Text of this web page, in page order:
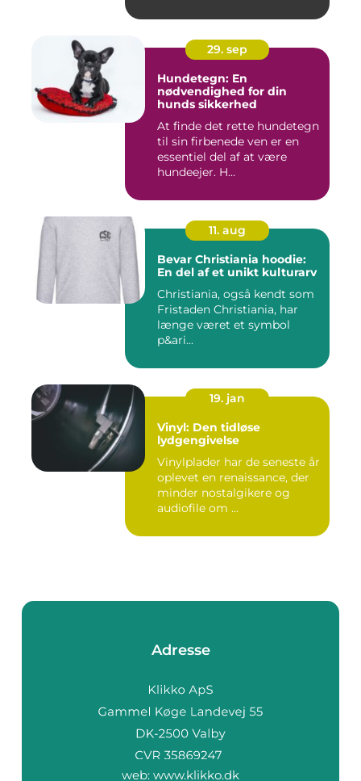
29. sep
Hundetegn: En
nødvendighed for din
hunds sikkerhed
At finde det rette hundetegn
til sin firbenede ven er en
essentiel del af at være
hundeejer. H...
11. aug
Bevar Christiania hoodie:
En del af et unikt kulturarv
Christiania, også kendt som
Fristaden Christiania, har
længe været et symbol
p&ari...
19. jan
Vinyl: Den tidløse
lydgengivelse
Vinylplader har de seneste år
oplevet en renaissance, der
minder nostalgikere og
audiofile om ...
Adresse
web: www.klikko.dk